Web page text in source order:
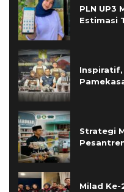
PLN UP3
Estimasi
Inspiratif,
Strategi
Milad Ke-